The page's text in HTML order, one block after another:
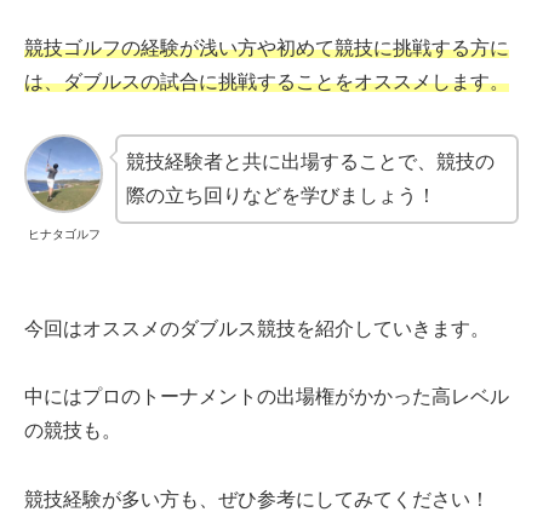
競技ゴルフの経験が浅い方や初めて競技に挑戦する方に
は、ダブルスの試合に挑戦することをオススメします。
ヒナタゴルフ
競技経験者と共に出場することで、競技の
際の立ち回りなどを学びましょう！
今回はオススメのダブルス競技を紹介していきます。
中にはプロのトーナメントの出場権がかかった高レベル
の競技も。
競技経験が多い方も、ぜひ参考にしてみてください！